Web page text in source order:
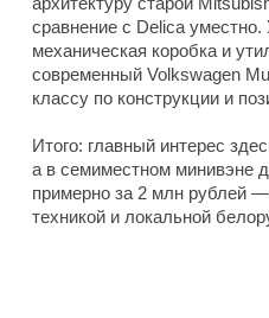
сравнение с Delica
механическая коробка и
современный Volkswagen
классу по конструкции и
Итого: главный интерес
а в семиместном минивэне
примерно за 2 млн рублей
техникой и локальной